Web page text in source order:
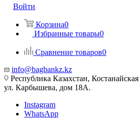
Войти
Корзина0
Избранные товары0
Сравнение товаров0
info@bagbankz.kz
Республика Казахстан,
ул. Карбышева, дом 18А.
Instagram
WhatsApp